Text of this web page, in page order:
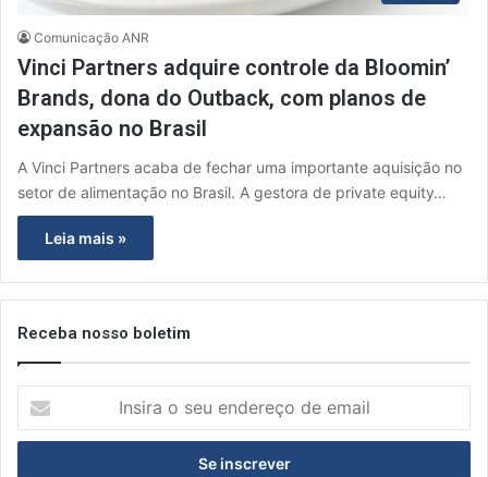
Comunicação ANR
Vinci Partners adquire controle da Bloomin’
Brands, dona do Outback, com planos de
expansão no Brasil
A Vinci Partners acaba de fechar uma importante aquisição no
setor de alimentação no Brasil. A gestora de private equity…
Leia mais »
Receba nosso boletim
s